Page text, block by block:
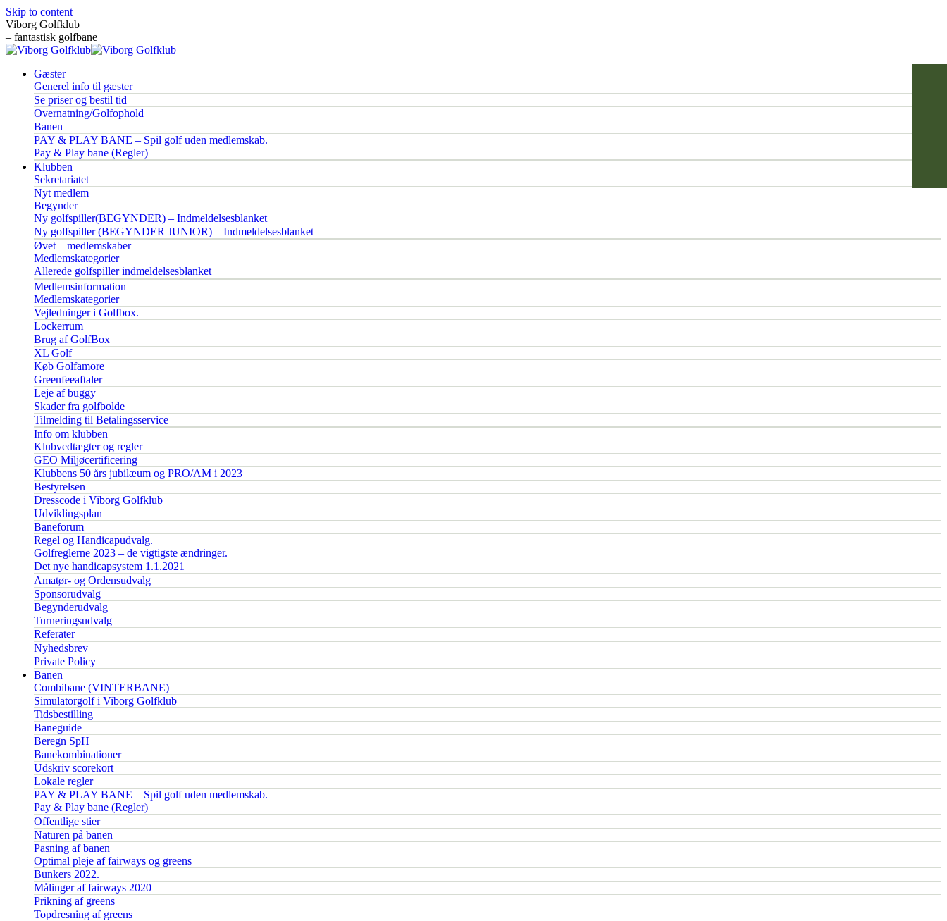
Skip to content
Viborg Golfklub
– fantastisk golfbane
Gæster
Generel info til gæster
Se priser og bestil tid
Overnatning/Golfophold
Banen
PAY & PLAY BANE – Spil golf uden medlemskab.
Pay & Play bane (Regler)
Klubben
Sekretariatet
Nyt medlem
Begynder
Ny golfspiller(BEGYNDER) – Indmeldelsesblanket
Ny golfspiller (BEGYNDER JUNIOR) – Indmeldelsesblanket
Øvet – medlemskaber
Medlemskategorier
Allerede golfspiller indmeldelsesblanket
Medlemsinformation
Medlemskategorier
Vejledninger i Golfbox.
Lockerrum
Brug af GolfBox
XL Golf
Køb Golfamore
Greenfeeaftaler
Leje af buggy
Skader fra golfbolde
Tilmelding til Betalingsservice
Info om klubben
Klubvedtægter og regler
GEO Miljøcertificering
Klubbens 50 års jubilæum og PRO/AM i 2023
Bestyrelsen
Dresscode i Viborg Golfklub
Udviklingsplan
Baneforum
Regel og Handicapudvalg.
Golfreglerne 2023 – de vigtigste ændringer.
Det nye handicapsystem 1.1.2021
Amatør- og Ordensudvalg
Sponsorudvalg
Begynderudvalg
Turneringsudvalg
Referater
Nyhedsbrev
Private Policy
Banen
Combibane (VINTERBANE)
Simulatorgolf i Viborg Golfklub
Tidsbestilling
Baneguide
Beregn SpH
Banekombinationer
Udskriv scorekort
Lokale regler
PAY & PLAY BANE – Spil golf uden medlemskab.
Pay & Play bane (Regler)
Offentlige stier
Naturen på banen
Pasning af banen
Optimal pleje af fairways og greens
Bunkers 2022.
Målinger af fairways 2020
Prikning af greens
Topdresning af greens